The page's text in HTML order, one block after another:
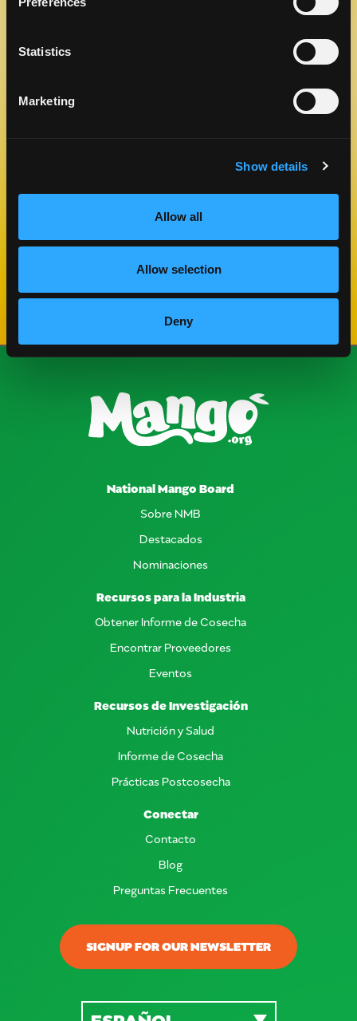
Statistics
Marketing
Show details
Allow all
Allow selection
Deny
HAZLO
Previous Slide
Next Slide
SIGNUP FOR OUR NEWSLETTER
National Mango Board
Sobre NMB
Destacados
Nominaciones
Recursos para la Industria
Obtener Informe de Cosecha
Encontrar Proveedores
Eventos
Recursos de Investigación
Nutrición y Salud
Informe de Cosecha
Prácticas Postcosecha
Conectar
Contacto
Blog
Preguntas Frecuentes